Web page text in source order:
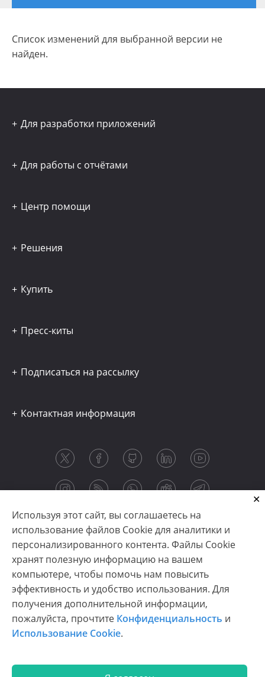
Список изменений для выбранной версии не
найден.
Используя этот сайт, вы соглашаетесь на
использование файлов Cookie для аналитики и
персонализированного контента. Файлы Cookie
хранят полезную информацию на вашем
компьютере, чтобы помочь нам повысить
эффективность и удобство использования. Для
получения дополнительной информации,
пожалуйста, прочтите Конфиденциальность и
Использование Cookie.
Для разработки приложений
Для работы с отчётами
Центр помощи
Решения
Купить
Пресс-киты
Подписаться на рассылку
Контактная информация
Copyright © 2003-2026 CloudReports sp. z o.o. (dba
Stimulsoft). All rights reserved.
Конфиденциальность